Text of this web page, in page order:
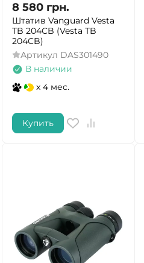
8 580 грн.
Штатив Vanguard Vesta
TB 204CB (Vesta TB
204CB)
Артикул DAS301490
В наличии
x 4 мес.
Купить